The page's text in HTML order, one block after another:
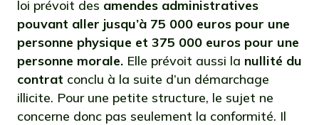
loi prévoit des amendes administratives
pouvant aller jusqu’à 75 000 euros pour une
personne physique et 375 000 euros pour une
personne morale. Elle prévoit aussi la nullité du
contrat conclu à la suite d’un démarchage
illicite. Pour une petite structure, le sujet ne
concerne donc pas seulement la conformité. Il